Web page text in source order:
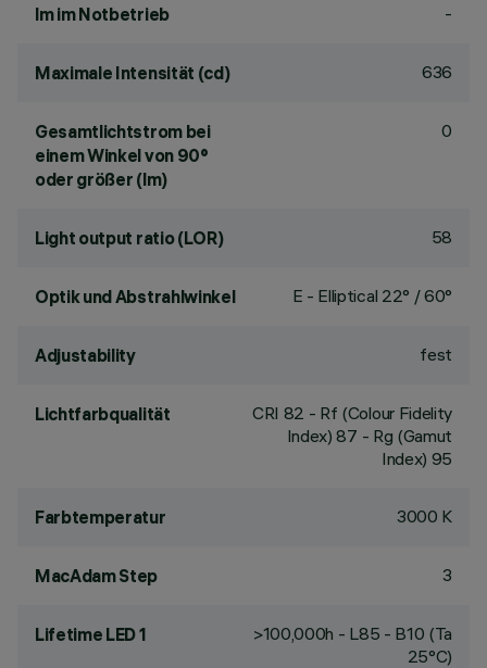
lm im Notbetrieb -
Maximale Intensität (cd) 636
Gesamtlichtstrom bei
einem Winkel von 90°
oder größer (lm)
0
Light output ratio (LOR) 58
Optik und Abstrahlwinkel E - Elliptical 22° / 60°
Adjustability fest
Lichtfarbqualität CRI 82 - Rf (Colour Fidelity
Index) 87 - Rg (Gamut
Index) 95
Farbtemperatur 3000 K
MacAdam Step 3
Lifetime LED 1
>100,000h - L85 - B10 (Ta
25°C)